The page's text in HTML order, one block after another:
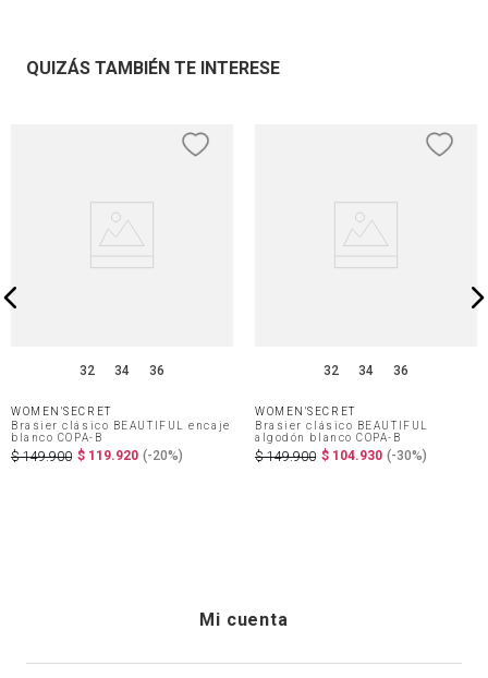
QUIZÁS TAMBIÉN TE INTERESE
32 34 36
WOMEN'SECRET
Brasier clásico BEAUTIFUL encaje
blanco COPA-B
$ 149.900 $ 119.920 (-20%)
32 34 36
WOMEN'SECRET
Brasier clásico BEAUTIFUL
algodón blanco COPA-B
$ 149.900 $ 104.930 (-30%)
Mi cuenta